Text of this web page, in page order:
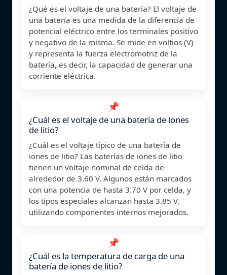
¿Qué es el voltaje de una batería? El voltaje de
una batería es una medida de la diferencia de
potencial eléctrico entre los terminales positivo
y negativo de la misma. Se mide en voltios (V)
y representa la fuerza electromotriz de la
batería, es decir, la capacidad de generar una
corriente eléctrica.
📌
¿Cuál es el voltaje de una batería de iones
de litio?
¿Cuál es el voltaje típico de una batería de
iones de litio? Las baterías de iones de litio
tienen un voltaje nominal de celda de
alrededor de 3.60 V. Algunos están marcados
con una potencia de hasta 3.70 V por celda, y
los tipos especiales alcanzan hasta 3.85 V,
utilizando componentes internos mejorados.
📌
¿Cuál es la temperatura de carga de una
batería de iones de litio?